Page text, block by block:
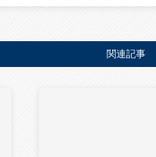
関連記事